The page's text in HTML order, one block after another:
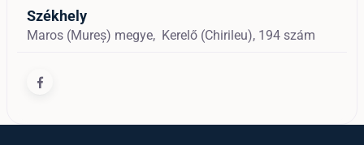
Székhely
Maros (Mureș) megye, Kerelő (Chirileu), 194 szám